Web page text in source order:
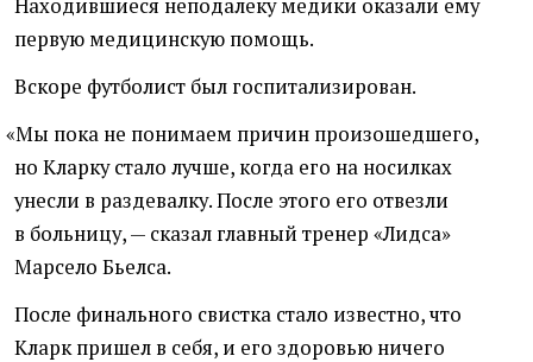
Находившиеся неподалеку медики оказали ему
первую медицинскую помощь.
Вскоре футболист был госпитализирован.
«Мы пока не понимаем причин произошедшего,
но Кларку стало лучше, когда его на носилках
унесли в раздевалку. После этого его отвезли
в больницу, — сказал главный тренер «Лидса»
Марсело Бьелса.
После финального свистка стало известно, что
Кларк пришел в себя, и его здоровью ничего